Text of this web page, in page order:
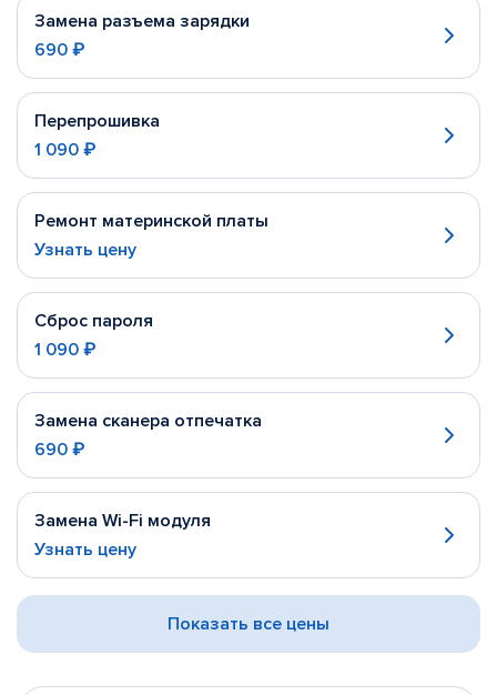
Замена разъема зарядки
690 ₽
Перепрошивка
1 090 ₽
Ремонт материнской платы
Узнать цену
Сброс пароля
1 090 ₽
Замена сканера отпечатка
690 ₽
Замена Wi-Fi модуля
Узнать цену
Показать все цены